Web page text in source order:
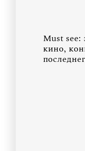
Must see:
кино,